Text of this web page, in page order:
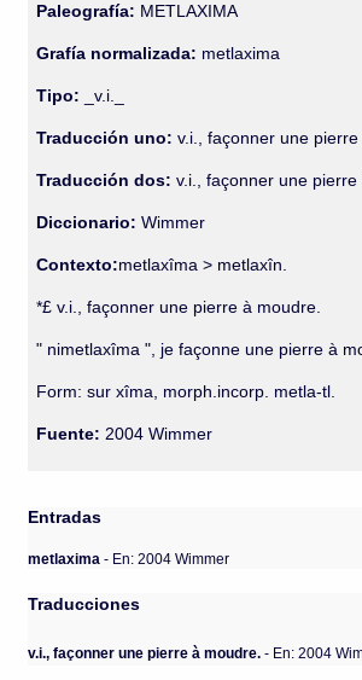
Paleografía: METLAXIMA
Grafía normalizada: metlaxima
Tipo: _v.i._
Traducción uno: v.i., façonner une pierre
Traducción dos: v.i., façonner une pierre
Diccionario:Wimmer
Contexto:metlaxîma > metlaxîn.
*£ v.i., façonner une pierre à moudre.
" nimetlaxîma ", je façonne une pierre à
Form: sur xîma, morph.incorp. metla-tl.
Fuente: 2004 Wimmer
Entradas
metlaxima- En: 2004 Wimmer
Traducciones
v.i., façonner une pierre à moudre. - En: 2004